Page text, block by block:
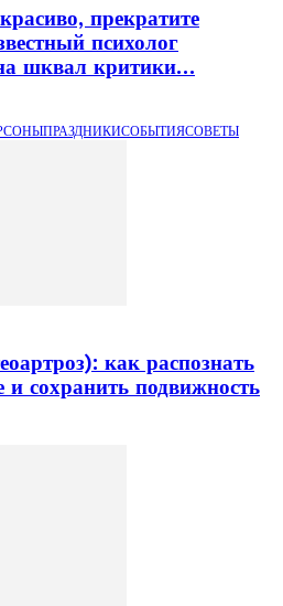
прекратите
психолог
шквал критики…
ПРАЗДНИКИСОБЫТИЯСОВЕТЫ
как распознать
и сохранить подвижность